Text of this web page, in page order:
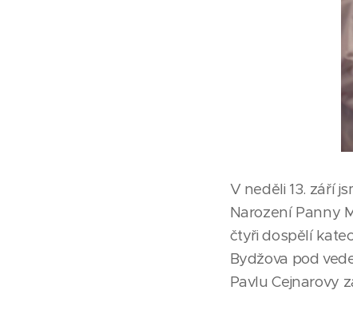
V neděli 13. září
Narození Panny
čtyři dospělí
Bydžova pod
Pavlu Cejnarovy